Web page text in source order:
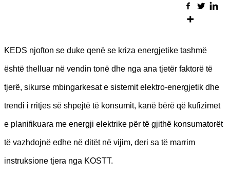
KEDS njofton se duke qenë se kriza energjetike tashmë
është thelluar në vendin tonë dhe nga ana tjetër faktorë të
tjerë, sikurse mbingarkesat e sistemit elektro-energjetik dhe
trendi i rritjes së shpejtë të konsumit, kanë bërë që kufizimet
e planifikuara me energji elektrike për të gjithë konsumatorët
të vazhdojnë edhe në ditët në vijim, deri sa të marrim
instruksione tjera nga KOSTT.